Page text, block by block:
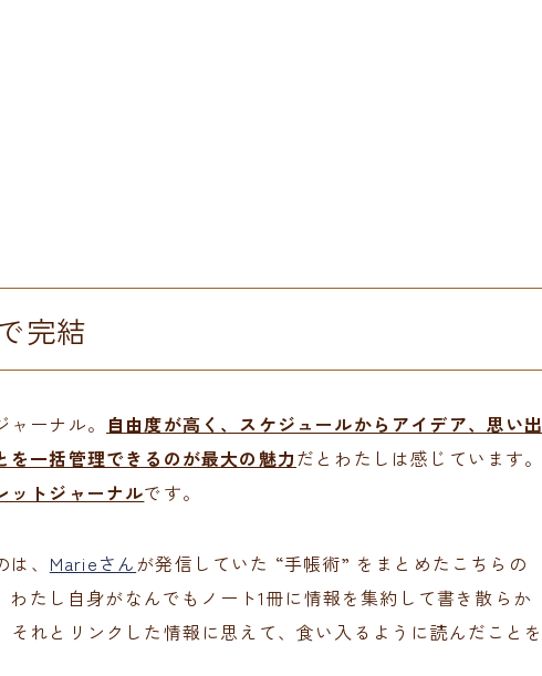
完結
ーナル。 自由度が高く、スケジュールからアイデア、思い出
一括管理できるのが最大の魅力だとわたしは感じています。
ットジャーナルです。
、 Marieさんが発信していた “手帳術” をまとめたこちらの
わたし自身がなんでもノート1冊に情報を集約して書き散らか
れとリンクした情報に思えて、食い入るように読んだことを